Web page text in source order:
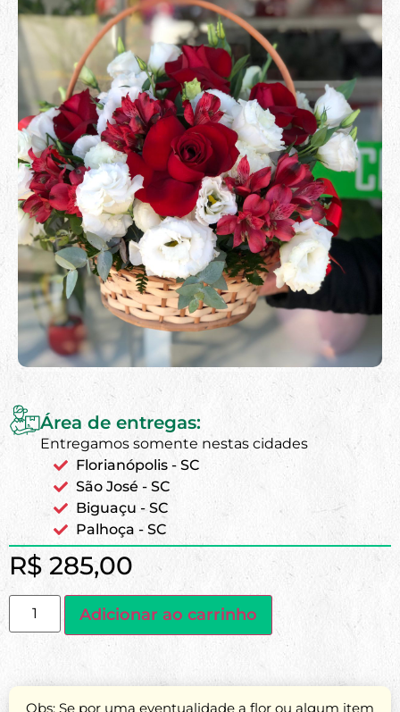
Área de entregas:
Entregamos somente nestas cidades
Florianópolis - SC
São José - SC
Biguaçu - SC
Palhoça - SC
R$ 285,00
Adicionar ao carrinho
Obs: Se por uma eventualidade a flor ou algum item